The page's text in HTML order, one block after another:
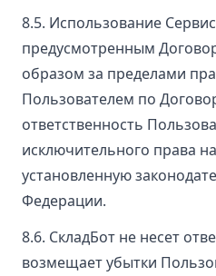
8.5. Использование
предусмотренным
образом за пределами
Пользователем по
ответственность
исключительного права
установленную
Федерации.
8.6. СкладБот не несет
возмещает убытки